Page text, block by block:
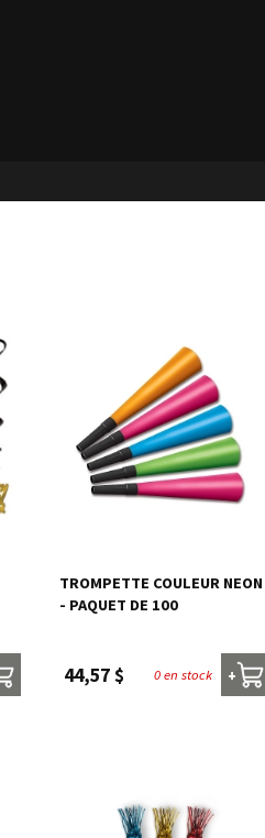
TROMPETTE COULEUR NEON
- PAQUET DE 100
44,57 $ 0 en stock +